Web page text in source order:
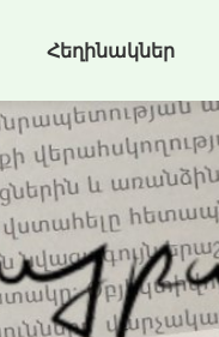
Հեղինակներ